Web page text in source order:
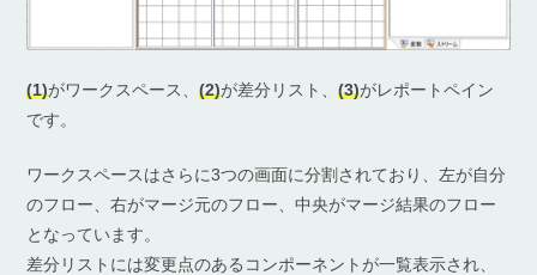
(1)がワークスペース、(2)が差分リスト、(3)がレポートペイン
です。
ワークスペースはさらに3つの画面に分割されており、左が自分
のフロー、右がマージ元のフロー、中央がマージ結果のフロー
となっています。
差分リストには変更点のあるコンポーネントが一覧表示され、